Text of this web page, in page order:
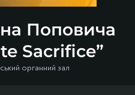
Поповича
Sacrifice”
органний зал